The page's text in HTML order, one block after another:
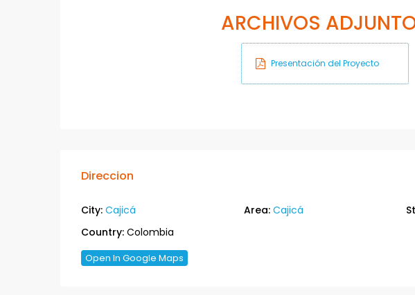
ARCHIVOS
Presentación del Proyecto
Direccion
City: Cajicá Area: Cajicá
Country: Colombia
Open In Google Maps